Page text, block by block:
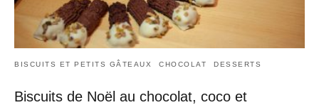
BISCUITS ET PETITS GÂTEAUX CHOCOLAT DESSERTS
Biscuits de Noël au chocolat, coco et